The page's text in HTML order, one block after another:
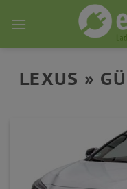
LEXUS »